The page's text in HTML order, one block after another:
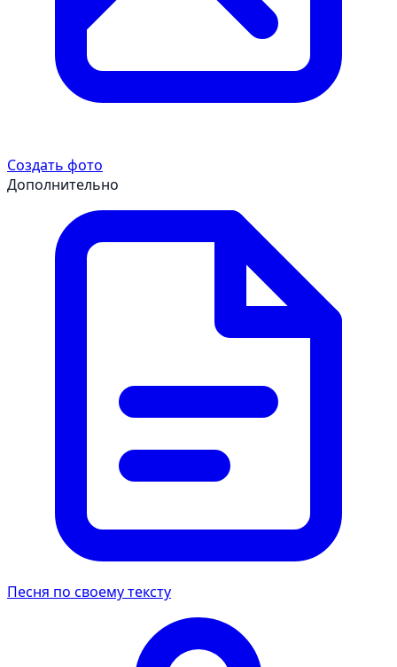
Создать фото
Дополнительно
Песня по своему тексту